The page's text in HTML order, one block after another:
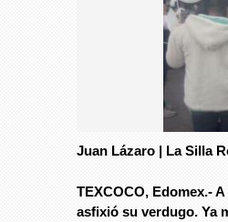
Juan Lázaro | La Silla
TEXCOCO, Edomex.-
asfixió su verdugo. Ya